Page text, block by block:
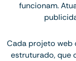
funcionam.
Cada projeto web
estruturado, que